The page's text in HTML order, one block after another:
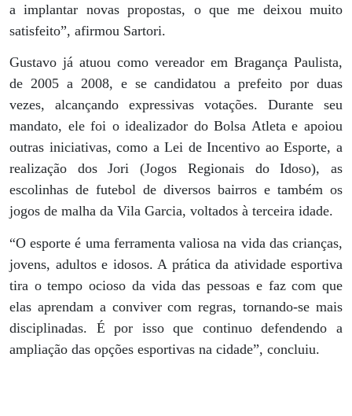
a implantar novas propostas, o que me deixou muito
satisfeito”, afirmou Sartori.
Gustavo já atuou como vereador em Bragança Paulista,
de 2005 a 2008, e se candidatou a prefeito por duas
vezes, alcançando expressivas votações. Durante seu
mandato, ele foi o idealizador do Bolsa Atleta e apoiou
outras iniciativas, como a Lei de Incentivo ao Esporte, a
realização dos Jori (Jogos Regionais do Idoso), as
escolinhas de futebol de diversos bairros e também os
jogos de malha da Vila Garcia, voltados à terceira idade.
“O esporte é uma ferramenta valiosa na vida das crianças,
jovens, adultos e idosos. A prática da atividade esportiva
tira o tempo ocioso da vida das pessoas e faz com que
elas aprendam a conviver com regras, tornando-se mais
disciplinadas. É por isso que continuo defendendo a
ampliação das opções esportivas na cidade”, concluiu.